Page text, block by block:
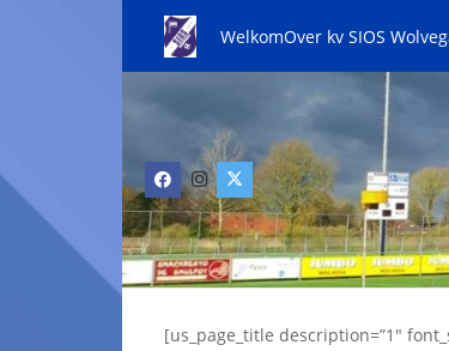
WelkomOver kv SIOS
[us_page_title description=”1″